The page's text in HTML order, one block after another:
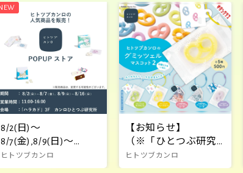
8/2(日)～
8/7(金),8/9(日)～
8/16(日) ハラカド
3F「ヒトツブカンロ
ヒトツブカンロ
【お知らせ】
（※「ひとつぶ研究
所」販売終了）「ヒ
トツブカンロのグミ
ヒトツブカンロ